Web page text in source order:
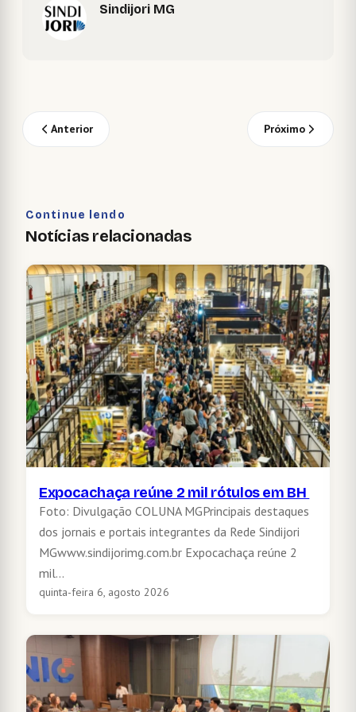
Sindijori MG
Anterior Próximo
Continue lendo
Notícias relacionadas
Expocachaça reúne 2 mil rótulos em BH
Foto: Divulgação COLUNA MGPrincipais destaques
dos jornais e portais integrantes da Rede Sindijori
MGwww.sindijorimg.com.br Expocachaça reúne 2
mil…
quinta-feira 6, agosto 2026